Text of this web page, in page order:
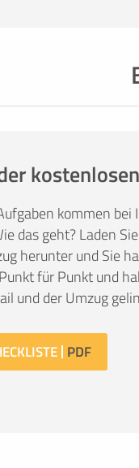
kommen
das geht? Laden
herunter und Sie
für Punkt und
und der Umzug